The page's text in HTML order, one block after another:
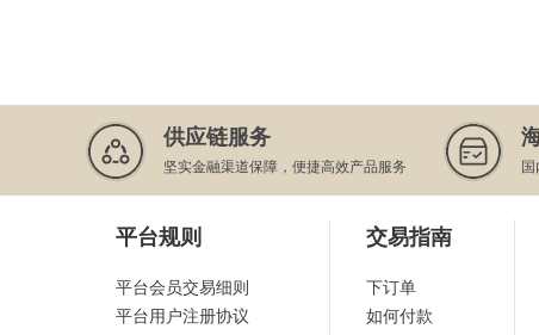
供应链服务
坚实金融渠道保障，便捷高效产品服务
平台规则
平台会员交易细则
平台用户注册协议
交易指南
下订单
如何付款